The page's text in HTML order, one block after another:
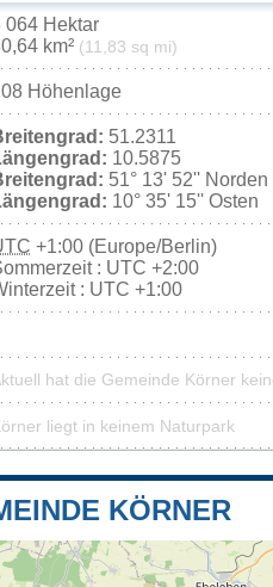
064 Hektar
km² (11,83 sq mi)
Höhenlage
51.2311
10.5875
51° 13' 52'' Norden
10° 35' 15'' Osten
+1:00 (Europe/Berlin)
: UTC +2:00
: UTC +1:00
hat die Gemeinde Körner
liegt in keinem Naturpark
KÖRNER